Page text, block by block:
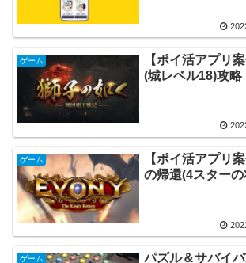
ゲーム
【ポイ活アプリ
(城レベル18)攻略
ゲーム
【ポイ活アプリ
の帰還(4スター
ゲーム パズル＆サバイ